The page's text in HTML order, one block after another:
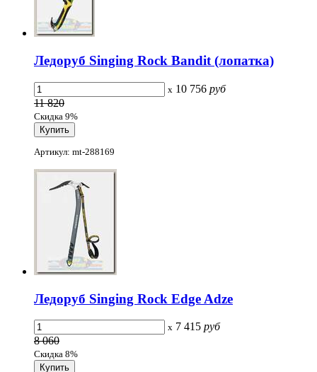
Ледоруб Singing Rock Bandit (лопатка)
x 10 756 руб
11 820
Скидка 9%
Артикул: mt-288169
Ледоруб Singing Rock Edge Adze
x 7 415 руб
8 060
Скидка 8%